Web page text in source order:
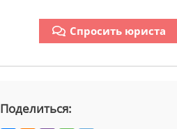
Спросить юриста
Поделиться: